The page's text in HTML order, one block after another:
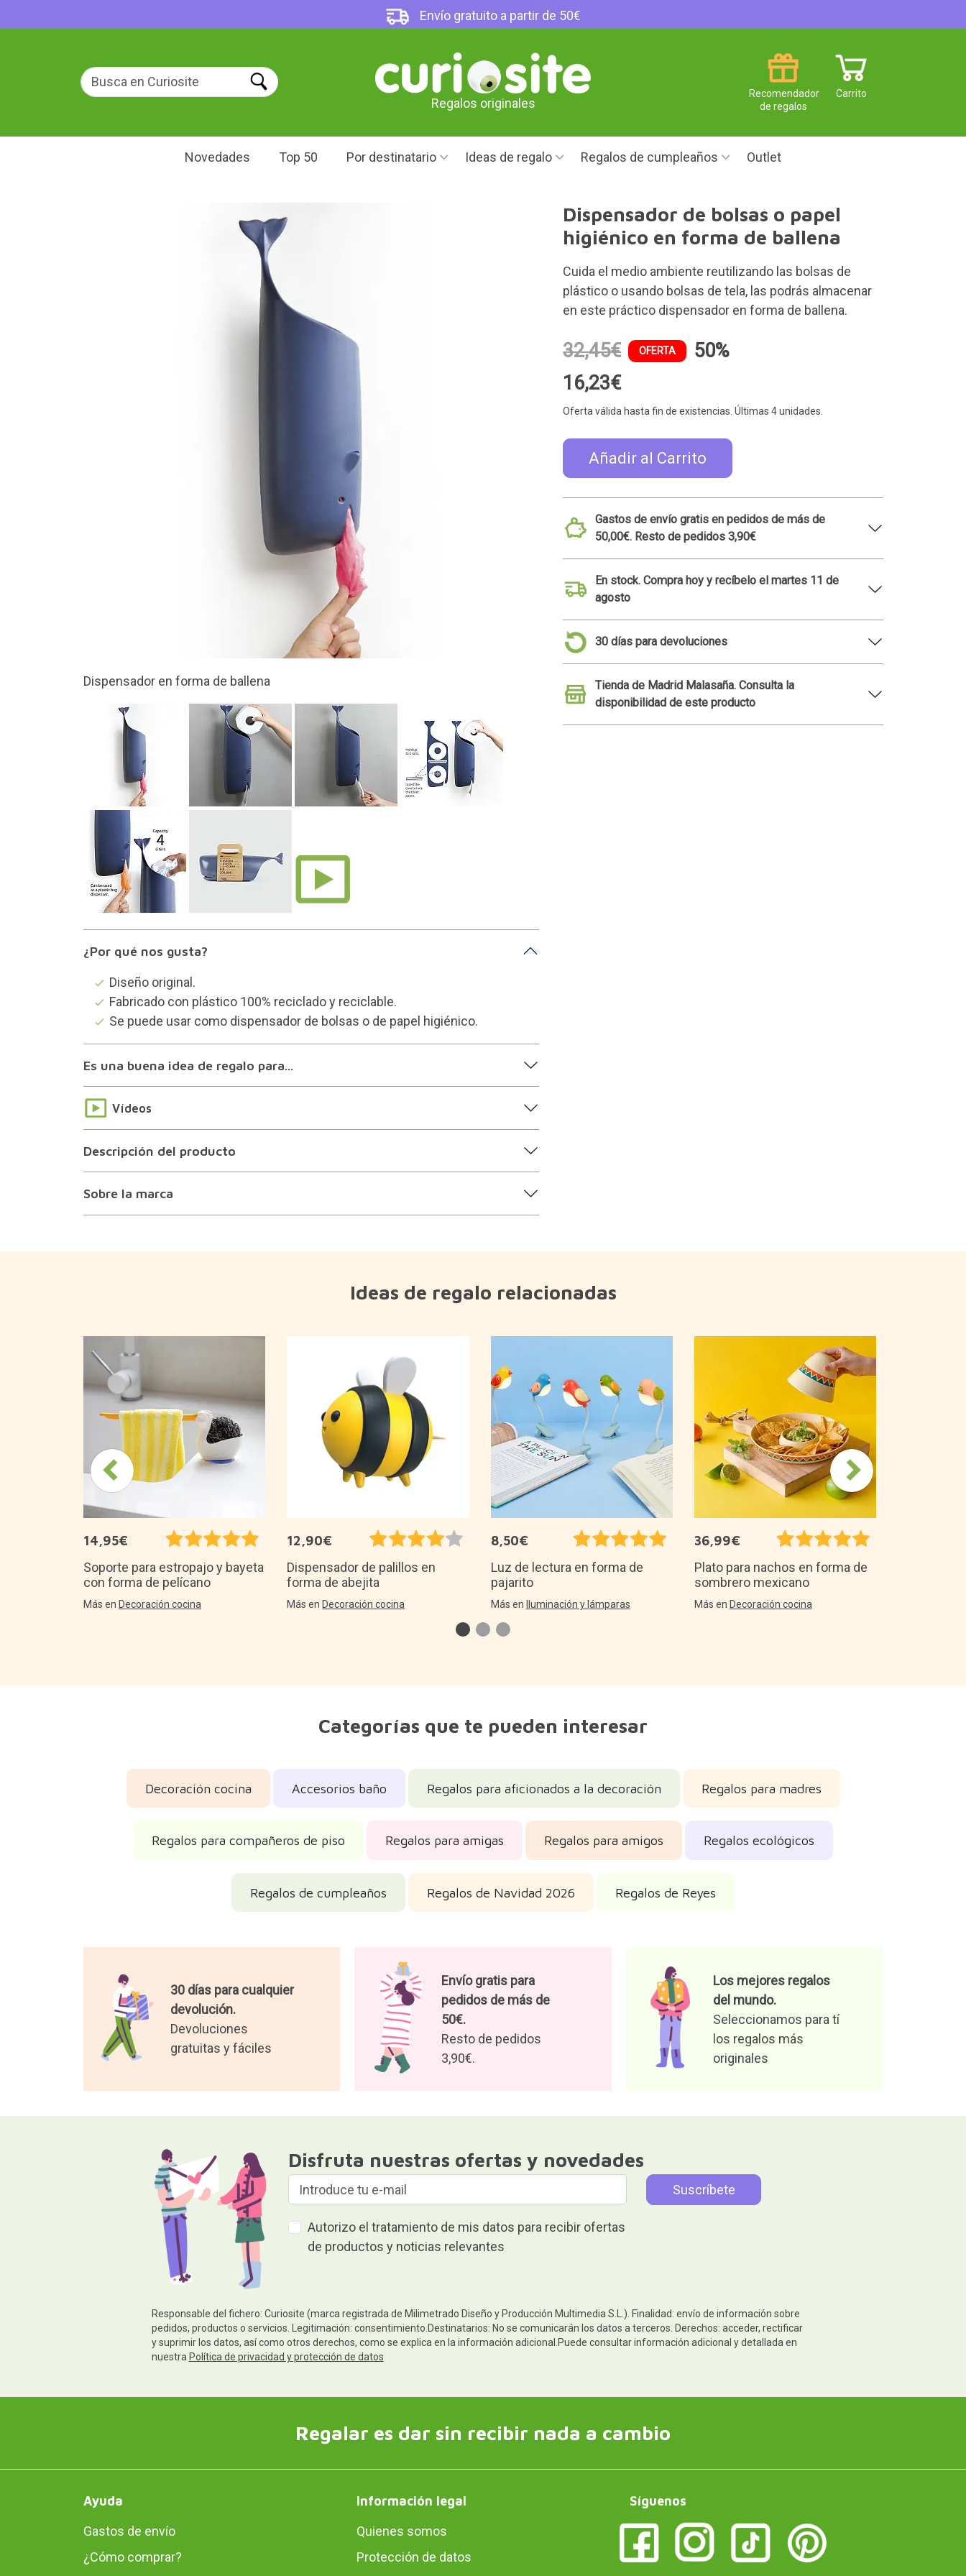
Envío gratuito a partir de 50€
Regalos originales
Carrito
Recomendador
de regalos
Novedades Top 50 Por destinatario Ideas de regalo Regalos de cumpleaños Outlet
Es un dispensador de papel higiénico
Dispensador de bolsas o papel
higiénico en forma de ballena
Cuida el medio ambiente reutilizando las bolsas de
plástico o usando bolsas de tela, las podrás almacenar
en este práctico dispensador en forma de ballena.
32,45€ OFERTA
50%
16,23€
Oferta válida hasta fin de existencias. Últimas 4 unidades.
Añadir al Carrito
Gastos de envío gratis en pedidos de más de
50,00€. Resto de pedidos 3,90€
En stock. Compra hoy y recíbelo el martes 11 de
agosto
30 días para devoluciones
Tienda de Madrid Malasaña. Consulta la
disponibilidad de este producto
¿Por qué nos gusta?
Diseño original.
Fabricado con plástico 100% reciclado y reciclable.
Se puede usar como dispensador de bolsas o de papel higiénico.
Es una buena idea de regalo para...
Vídeos
Descripción del producto
Sobre la marca
Ideas de regalo relacionadas
14,95€
Soporte para estropajo y bayeta
con forma de pelícano
Más en Decoración cocina
12,90€
Dispensador de palillos en
forma de abejita
Más en Decoración cocina
8,50€
Luz de lectura en forma de
pajarito
Más en Iluminación y lámparas
36,99€
Plato para nachos en forma de
sombrero mexicano
Más en Decoración cocina
Categorías que te pueden interesar
Decoración cocina Accesorios baño Regalos para aficionados a la decoración Regalos para madres
Regalos para compañeros de piso Regalos para amigas Regalos para amigos Regalos ecológicos
Regalos de cumpleaños Regalos de Navidad 2026 Regalos de Reyes
30 días para cualquier
devolución.
Devoluciones
gratuitas y fáciles
Envío gratis para
pedidos de más de
50€.
Resto de pedidos
3,90€.
Los mejores regalos
del mundo.
Seleccionamos para tí
los regalos más
originales
Disfruta nuestras ofertas y novedades
Autorizo el tratamiento de mis datos para recibir ofertas
de productos y noticias relevantes
Responsable del fichero: Curiosite (marca registrada de Milimetrado Diseño y Producción Multimedia S.L.). Finalidad: envío de información sobre
pedidos, productos o servicios. Legitimación: consentimiento.Destinatarios: No se comunicarán los datos a terceros. Derechos: acceder, rectificar
y suprimir los datos, así como otros derechos, como se explica en la información adicional.Puede consultar información adicional y detallada en
nuestra Política de privacidad y protección de datos
Regalar es dar sin recibir nada a cambio
Ayuda
Gastos de envío
¿Cómo comprar?
Información legal
Quienes somos
Protección de datos
Síguenos